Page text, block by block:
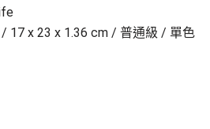
17 x 23 x 1.36 cm / 普通級 / 單色